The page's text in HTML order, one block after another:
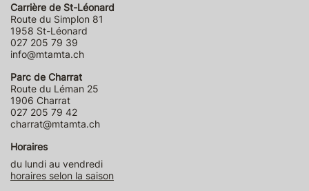
Carrière de St-Léonard
Route du Simplon 81
1958 St-Léonard
027 205 79 39
info@mtamta.ch
Parc de Charrat
Route du Léman 25
1906 Charrat
027 205 79 42
charrat@mtamta.ch
Horaires
du lundi au vendredi
horaires selon la saison